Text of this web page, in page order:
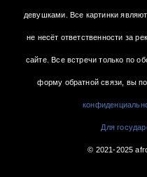
девушками. Все картинки
не несёт ответственности за
сайте. Все встречи только по
форму обратной связи, вы
Для
© 2021-2025